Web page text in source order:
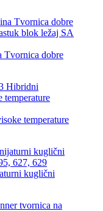
Tvornica dobre
temperature
kuglični